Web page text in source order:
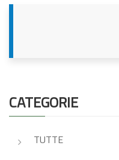
CATEGORIE
TUTTE